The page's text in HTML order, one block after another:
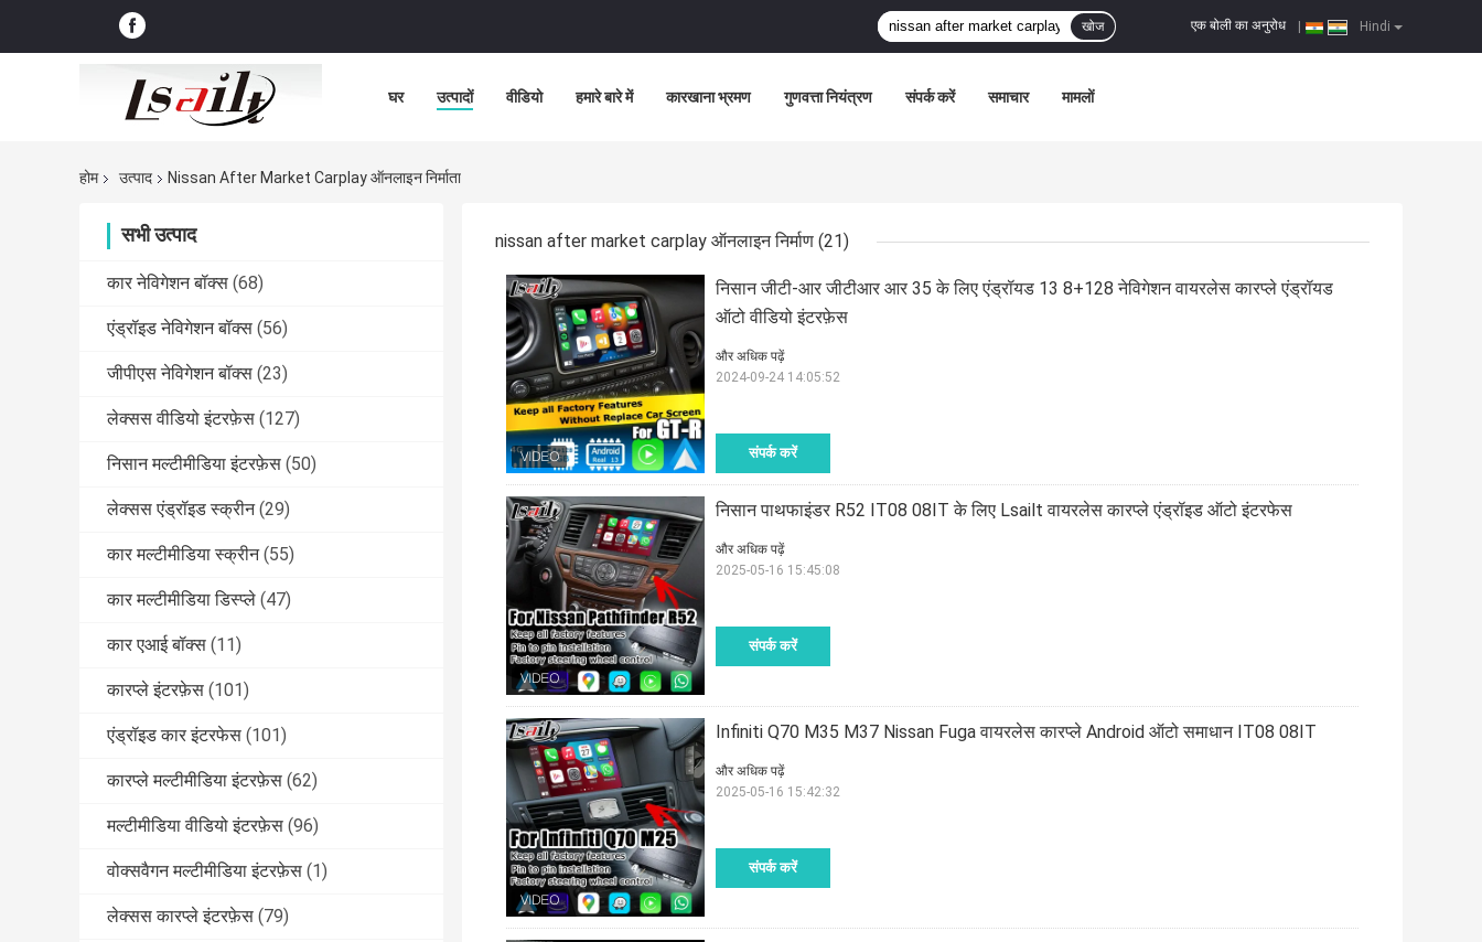
Hindi
एक बोली का अनुरोध
खोज
घर उत्पादों वीडियो हमारे बारे में कारखाना भ्रमण गुणवत्ता नियंत्रण संपर्क करें समाचार मामलों
होम उत्पाद Nissan After Market Carplay ऑनलाइन निर्माता
सभी उत्पाद
कार नेविगेशन बॉक्स (68)
एंड्रॉइड नेविगेशन बॉक्स (56)
जीपीएस नेविगेशन बॉक्स (23)
लेक्सस वीडियो इंटरफ़ेस (127)
निसान मल्टीमीडिया इंटरफ़ेस (50)
लेक्सस एंड्रॉइड स्क्रीन (29)
कार मल्टीमीडिया स्क्रीन (55)
कार मल्टीमीडिया डिस्प्ले (47)
कार एआई बॉक्स (11)
कारप्ले इंटरफ़ेस (101)
एंड्रॉइड कार इंटरफेस (101)
कारप्ले मल्टीमीडिया इंटरफ़ेस (62)
मल्टीमीडिया वीडियो इंटरफ़ेस (96)
वोक्सवैगन मल्टीमीडिया इंटरफ़ेस (1)
लेक्सस कारप्ले इंटरफ़ेस (79)
nissan after market carplay ऑनलाइन निर्माण (21)
निसान जीटी-आर जीटीआर आर 35 के लिए एंड्रॉयड 13 8+128 नेविगेशन वायरलेस कारप्ले एंड्रॉयड
ऑटो वीडियो इंटरफ़ेस
संपर्क करें
और अधिक पढ़ें
2024-09-24 14:05:52
निसान पाथफाइंडर R52 IT08 08IT के लिए Lsailt वायरलेस कारप्ले एंड्रॉइड ऑटो इंटरफेस
संपर्क करें
और अधिक पढ़ें
2025-05-16 15:45:08
Infiniti Q70 M35 M37 Nissan Fuga वायरलेस कारप्ले Android ऑटो समाधान IT08 08IT
संपर्क करें
और अधिक पढ़ें
2025-05-16 15:42:32